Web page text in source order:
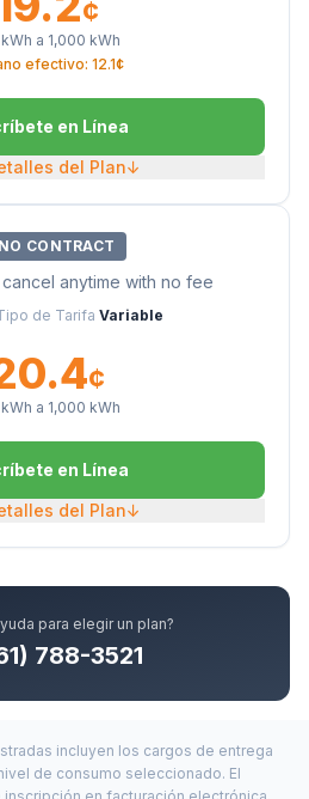
¢
a 1,000 kWh
efectivo: 12.1¢
en Línea
del Plan↓
NO CONTRACT
anytime with no fee
de Tarifa Variable
¢
a 1,000 kWh
en Línea
del Plan↓
para elegir un plan?
788-3521
incluyen los cargos de entrega
de consumo seleccionado. El